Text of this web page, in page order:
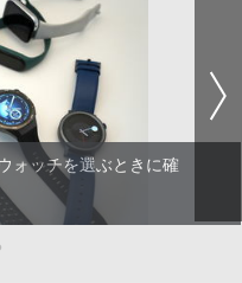
ォッチを選ぶときに確